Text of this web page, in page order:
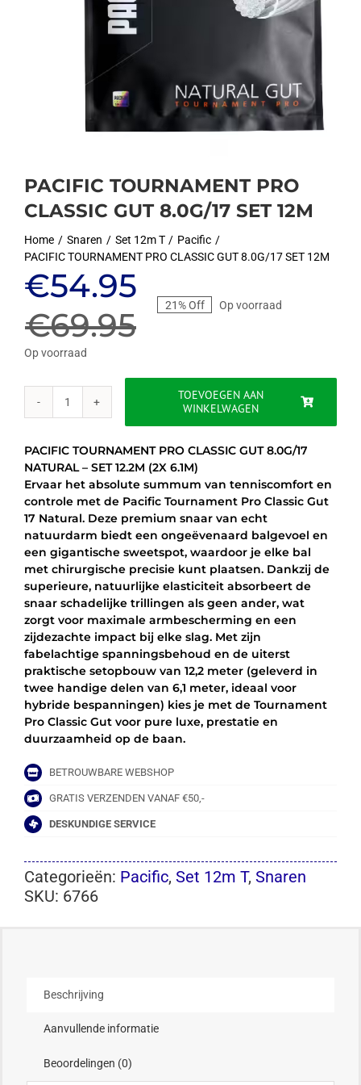
PACIFIC TOURNAMENT PRO
CLASSIC GUT 8.0G/17 SET 12M
Home Snaren Set 12m T
Pacific
PACIFIC TOURNAMENT PRO CLASSIC GUT 8.0G/17 SET 12M
€69.95
Oorspronkelijke
prijs
was:
€69.95.
€54.95
Huidige
prijs
is:
€54.95.
21% Off Op voorraad
Op voorraad
PACIFIC
TOURNAMENT
CLASSIC
TOEVOEGEN AAN
WINKELWAGEN
PACIFIC TOURNAMENT PRO CLASSIC GUT 8.0G/17
NATURAL – SET 12.2M (2X 6.1M)
Ervaar het absolute summum van tenniscomfort en
controle met de Pacific Tournament Pro Classic Gut
17 Natural. Deze premium snaar van echt
natuurdarm biedt een ongeëvenaard balgevoel en
een gigantische sweetspot, waardoor je elke bal
met chirurgische precisie kunt plaatsen. Dankzij de
superieure, natuurlijke elasticiteit absorbeert de
snaar schadelijke trillingen als geen ander, wat
zorgt voor maximale armbescherming en een
zijdezachte impact bij elke slag. Met zijn
fabelachtige spanningsbehoud en de uiterst
praktische setopbouw van 12,2 meter (geleverd in
twee handige delen van 6,1 meter, ideaal voor
hybride bespanningen) kies je met de Tournament
Pro Classic Gut voor pure luxe, prestatie en
duurzaamheid op de baan.
BETROUWBARE WEBSHOP
GRATIS VERZENDEN VANAF €50,-
DESKUNDIGE SERVICE
Categorieën: Pacific, Set 12m T, Snaren
SKU: 6766
Beschrijving
Aanvullende informatie
Beoordelingen (0)